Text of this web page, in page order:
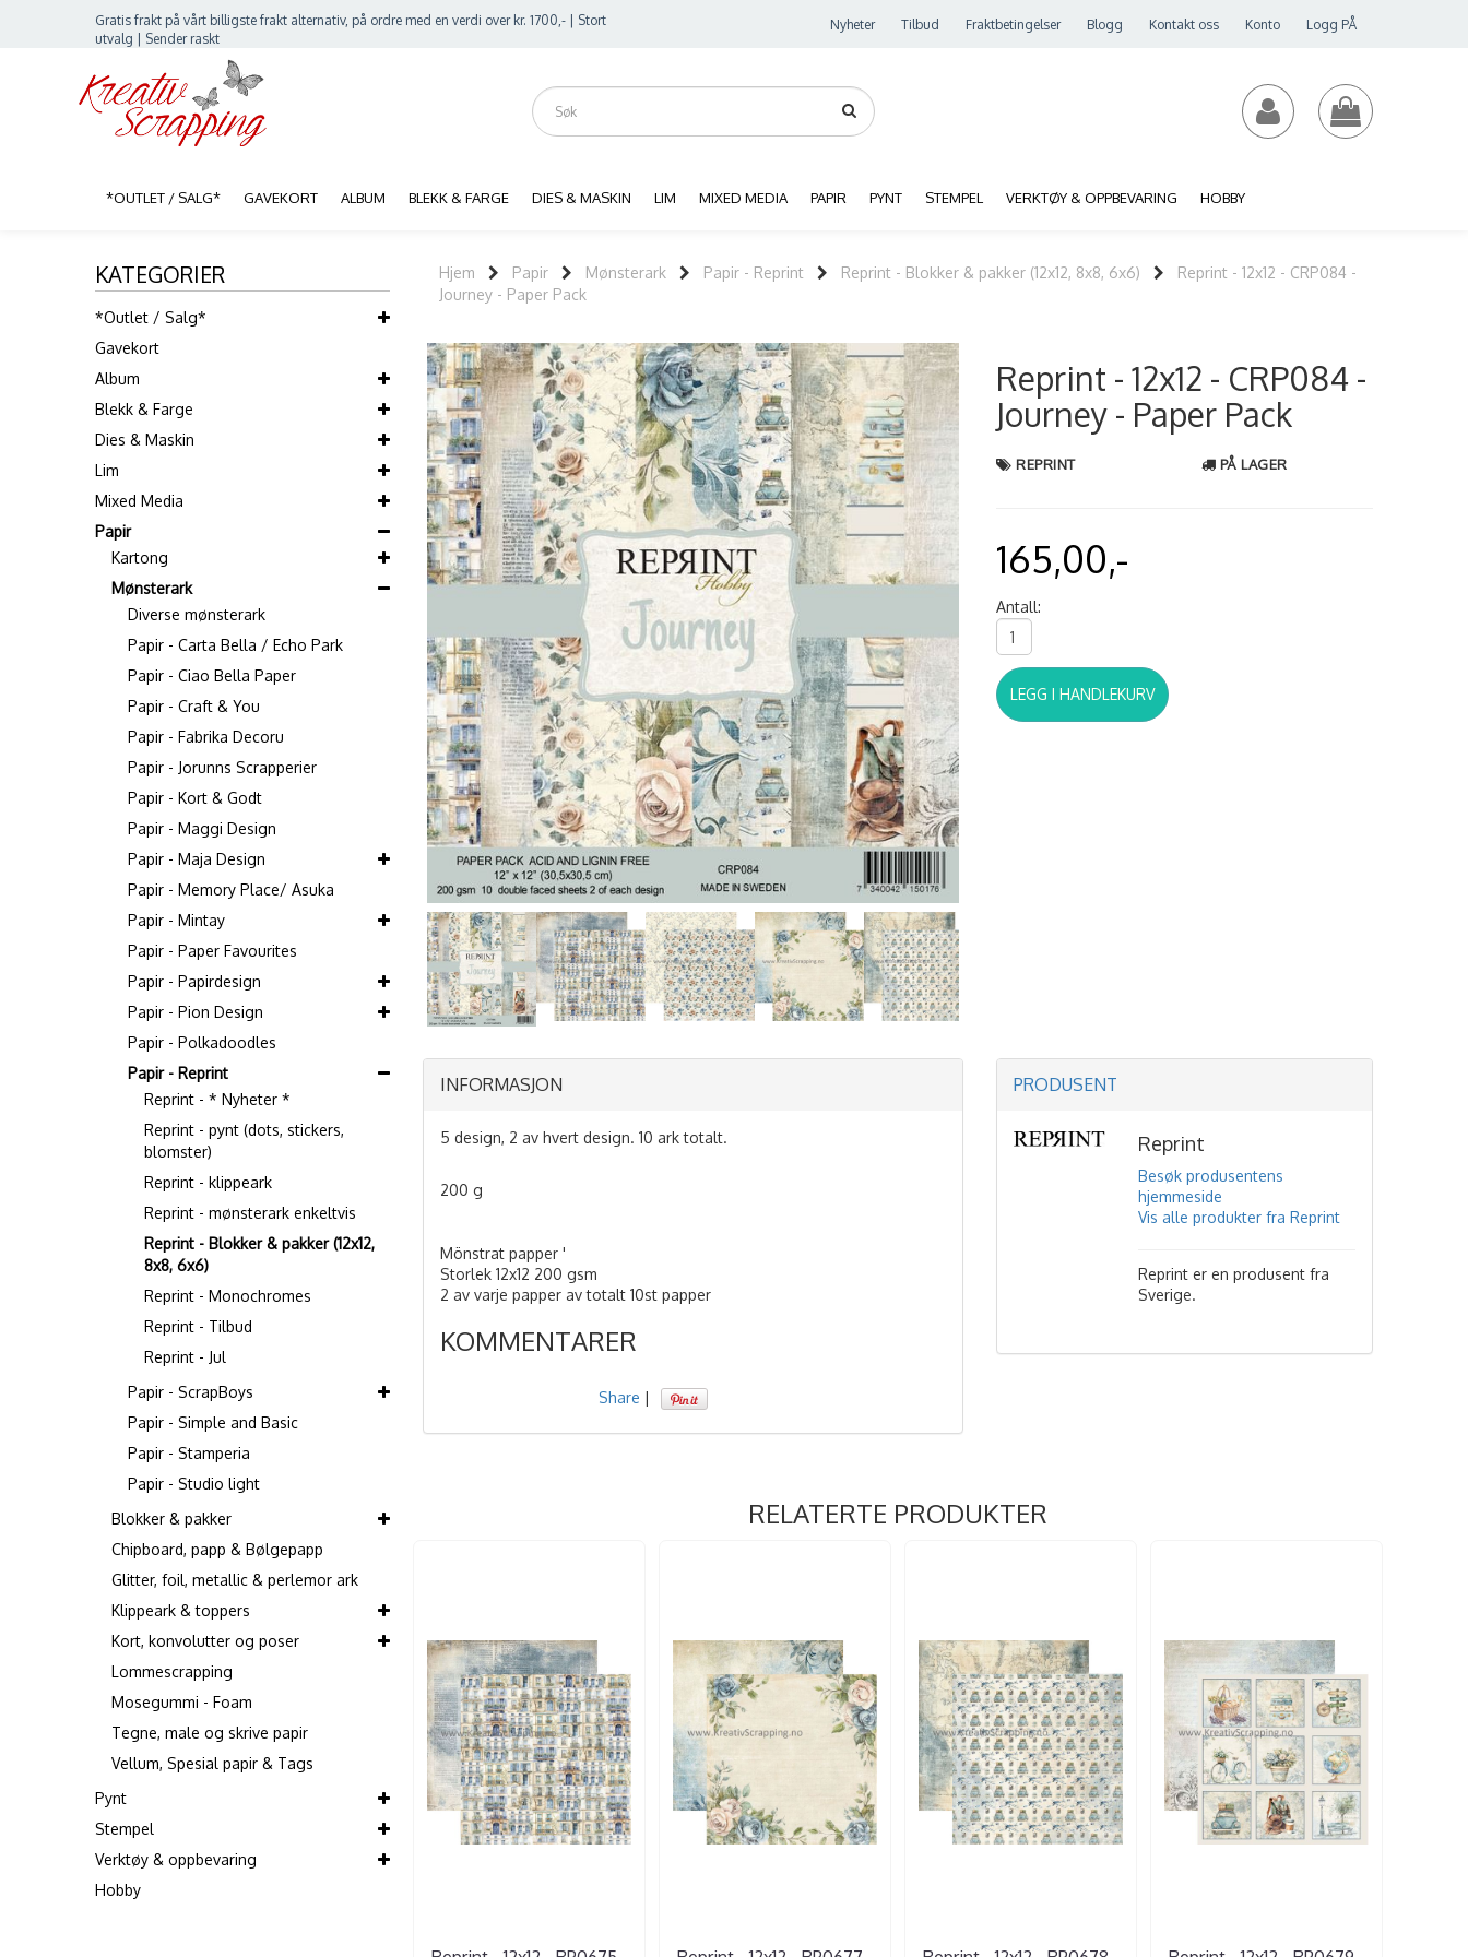
Gratis frakt på vårt billigste frakt alternativ, på ordre med en verdi over kr. 1700,- | Stort
utvalg | Sender raskt
Nyheter Tilbud Fraktbetingelser Blogg Kontakt oss Konto Logg PÅ
*OUTLET / SALG* GAVEKORT ALBUM BLEKK & FARGE DIES & MASKIN LIM MIXED MEDIA PAPIR PYNT STEMPEL VERKTØY & OPPBEVARING HOBBY
KATEGORIER
*Outlet / Salg*
Gavekort
Album
Blekk & Farge
Dies & Maskin
Lim
Mixed Media
Papir
Kartong
Mønsterark
Diverse mønsterark
Papir - Carta Bella / Echo Park
Papir - Ciao Bella Paper
Papir - Craft & You
Papir - Fabrika Decoru
Papir - Jorunns Scrapperier
Papir - Kort & Godt
Papir - Maggi Design
Papir - Maja Design
Papir - Memory Place/ Asuka
Papir - Mintay
Papir - Paper Favourites
Papir - Papirdesign
Papir - Pion Design
Papir - Polkadoodles
Papir - Reprint
Reprint - * Nyheter *
Reprint - pynt (dots, stickers,
blomster)
Reprint - klippeark
Reprint - mønsterark enkeltvis
Reprint - Blokker & pakker (12x12,
8x8, 6x6)
Reprint - Monochromes
Reprint - Tilbud
Reprint - Jul
Papir - ScrapBoys
Papir - Simple and Basic
Papir - Stamperia
Papir - Studio light
Blokker & pakker
Chipboard, papp & Bølgepapp
Glitter, foil, metallic & perlemor ark
Klippeark & toppers
Kort, konvolutter og poser
Lommescrapping
Mosegummi - Foam
Tegne, male og skrive papir
Vellum, Spesial papir & Tags
Pynt
Stempel
Verktøy & oppbevaring
Hobby
Hjem Papir Mønsterark Papir - Reprint Reprint - Blokker & pakker (12x12, 8x8, 6x6)
Reprint - 12x12 - CRP084 -
Journey - Paper Pack
Reprint - 12x12 - CRP084 -
Journey - Paper Pack
REPRINT PÅ LAGER
165,00,-
Antall:
LEGG I HANDLEKURV
INFORMASJON
5 design, 2 av hvert design. 10 ark totalt.
200 g
Mönstrat papper '
Storlek 12x12 200 gsm
2 av varje papper av totalt 10st papper
KOMMENTARER
Share |
PRODUSENT
Reprint
Besøk produsentens
hjemmeside
Vis alle produkter fra Reprint
Reprint er en produsent fra
Sverige.
RELATERTE PRODUKTER